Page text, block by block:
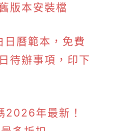
版本安裝檔
曆範本，免費
待辦事項，印下
年最新！